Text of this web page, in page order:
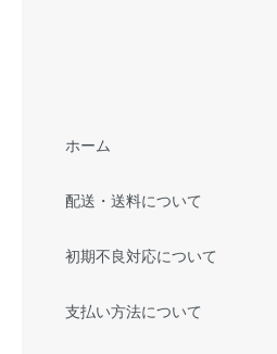
ホーム
配送・送料について
初期不良対応について
支払い方法について